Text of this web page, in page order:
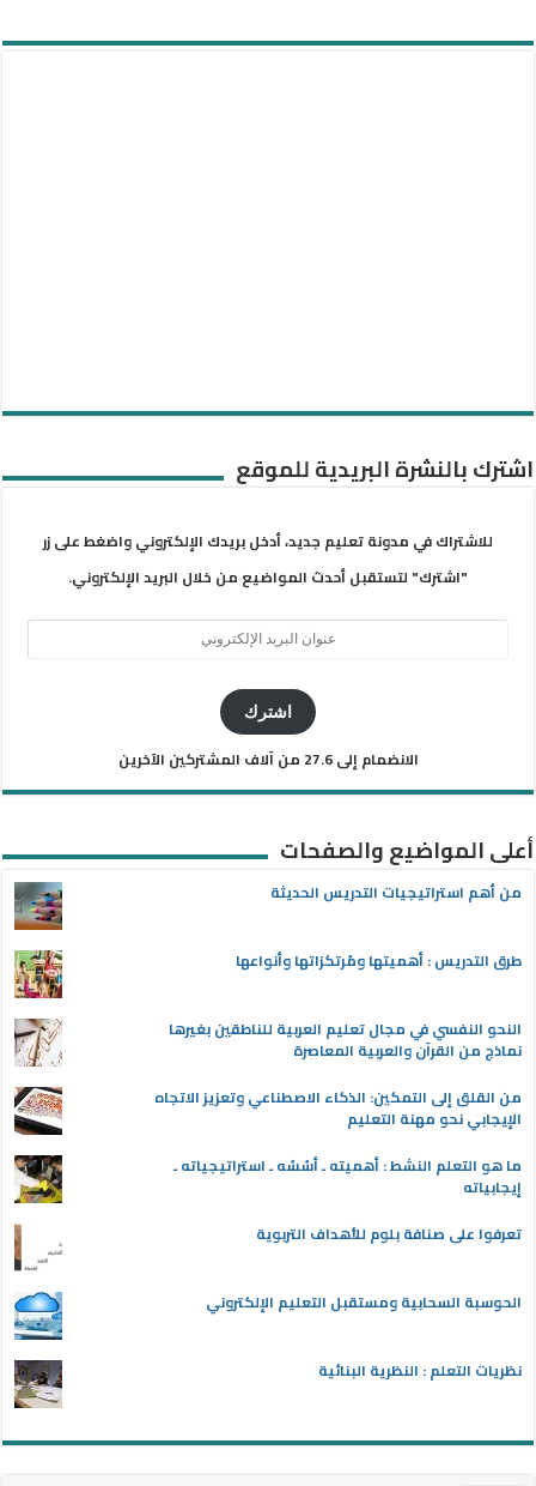
اشترك بالنشرة البريدية للموقع
للاشتراك في مدونة تعليم جديد، أدخل بريدك الإلكتروني واضغط على زر
"اشترك" لتستقبل أحدث المواضيع من خلال البريد الإلكتروني.
اشترك
الانضمام إلى 27.6 من آلاف المشتركين الآخرين
أعلى المواضيع والصفحات
من أهم استراتيجيات التدريس الحديثة
طرق التدريس : أهميتها ومُرتكزاتها وأنواعها
النحو النفسي في مجال تعليم العربية للناطقين بغيرها
نماذج من القرآن والعربية المعاصرة
من القلق إلى التمكين: الذكاء الاصطناعي وتعزيز الاتجاه
الإيجابي نحو مهنة التعليم
ما هو التعلم النشط : أهميته ـ أسُسُه ـ استراتيجياته ـ
إيجابياته
تعرفوا على صنافة بلوم للأهداف التربوية
الحوسبة السحابية ومستقبل التعليم الإلكتروني
نظريات التعلم : النظرية البنائية